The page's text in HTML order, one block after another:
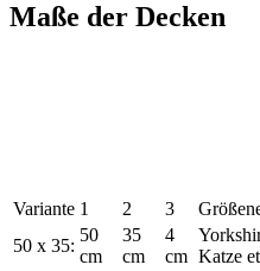
Maße der Decken
Variante 1 2 3
50 x 35:
50
cm
35
cm
4
cm Katze